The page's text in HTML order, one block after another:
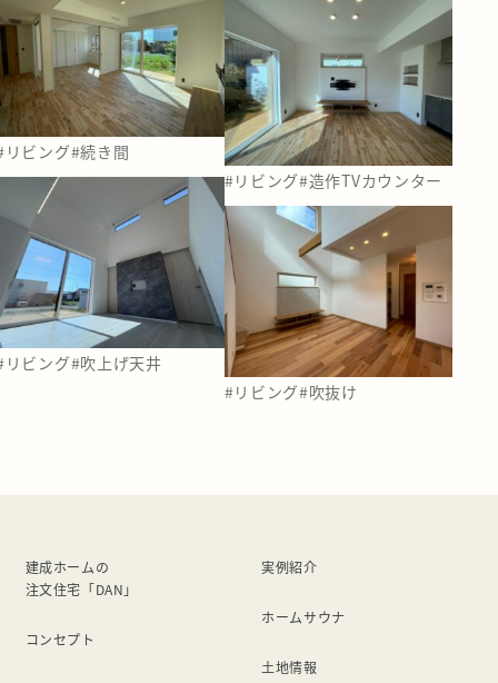
リビング#続き間
#リビング#造作TVカウンター
リビング#吹上げ天井
#リビング#吹抜け
建成ホームの
注文住宅「DAN」
コンセプト
実例紹介
ホームサウナ
土地情報